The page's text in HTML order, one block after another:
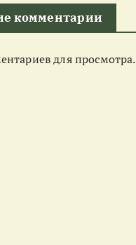
комментарии
для просмотра.